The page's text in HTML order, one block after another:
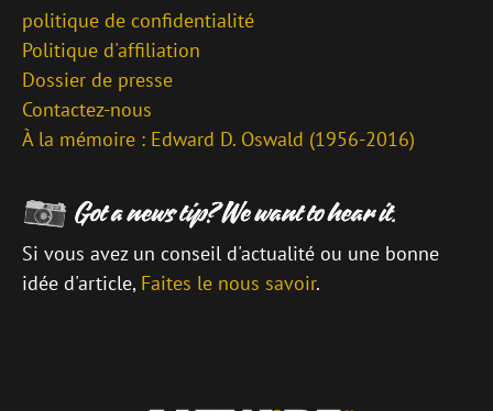
politique de confidentialité
Politique d'affiliation
Dossier de presse
Contactez-nous
À la mémoire : Edward D. Oswald (1956-2016)
Si vous avez un conseil d'actualité ou une bonne
idée d'article, Faites le nous savoir.